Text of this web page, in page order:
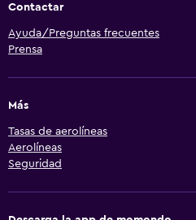
Contactar
Ayuda/Preguntas frecuentes
Prensa
Más
Tasas de aerolíneas
Aerolíneas
Seguridad